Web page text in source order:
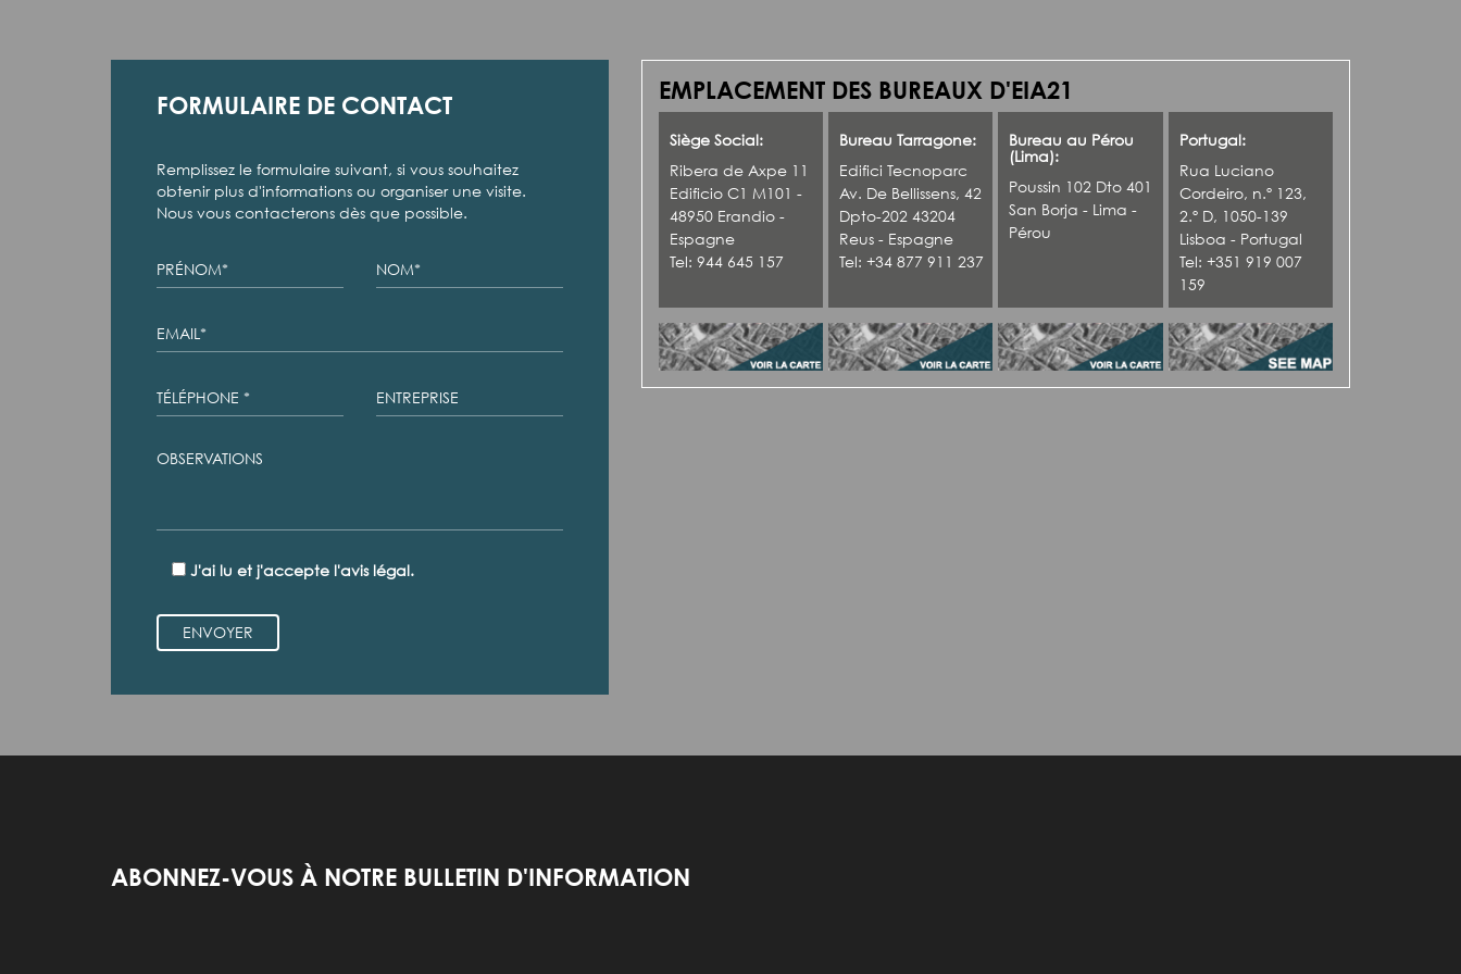
FORMULAIRE DE CONTACT
Remplissez le formulaire suivant, si vous souhaitez
obtenir plus d'informations ou organiser une visite.
Nous vous contacterons dès que possible.
J'ai lu et j'accepte l'avis légal.
ENVOYER
EMPLACEMENT DES BUREAUX D'EIA21
Siège Social:
Ribera de Axpe 11
Edificio C1 M101 -
48950 Erandio -
Espagne
Tel: 944 645 157
Bureau Tarragone:
Edifici Tecnoparc
Av. De Bellissens, 42
Dpto-202 43204
Reus - Espagne
Tel: +34 877 911 237
Bureau au Pérou
(Lima):
Poussin 102 Dto 401
San Borja - Lima -
Pérou
Portugal:
Rua Luciano
Cordeiro, n.º 123,
2.º D, 1050-139
Lisboa - Portugal
Tel: +351 919 007
159
ABONNEZ-VOUS À NOTRE BULLETIN D'INFORMATION